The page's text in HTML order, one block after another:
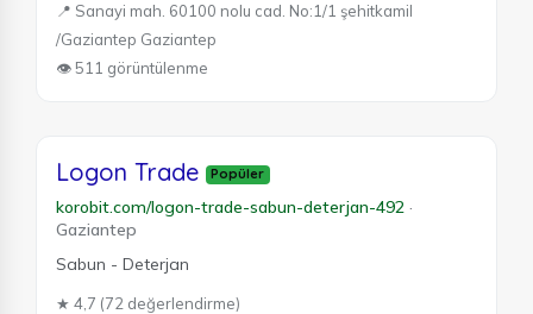
📍 Sanayi mah. 60100 nolu cad. No:1/1 şehitkamil
/Gaziantep Gaziantep
👁 511 görüntülenme
Logon Trade Popüler
korobit.com/logon-trade-sabun-deterjan-492 ·
Gaziantep
Sabun - Deterjan
★ 4,7 (72 değerlendirme)